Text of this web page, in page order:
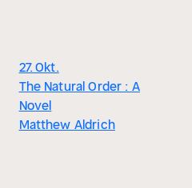
27. Okt.
The Natural Order : A
Novel
Matthew Aldrich